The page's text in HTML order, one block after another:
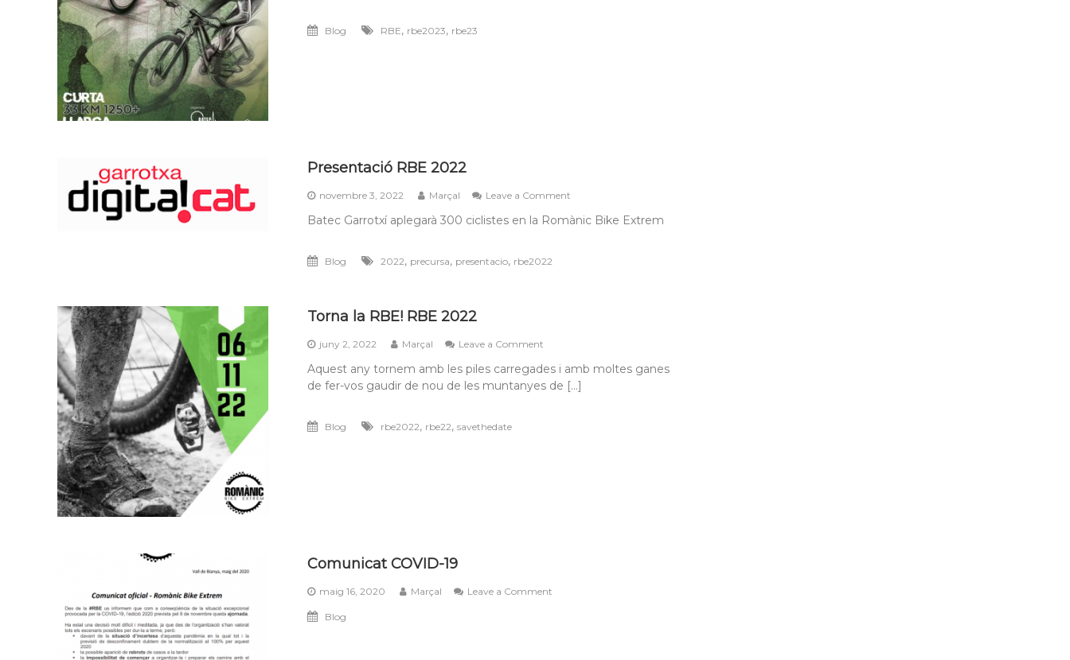
Blog RBE, rbe2023, rbe23
Presentació RBE 2022
novembre 3, 2022 Marçal Leave a Comment
RBE
Batec Garrotxí aplegarà 300 ciclistes en la Romànic Bike Extrem
Blog 2022, precursa, presentacio, rbe2022
Torna la RBE! RBE 2022
juny 2, 2022 Marçal Leave a Comment
la
RBE!
Aquest any tornem amb les piles carregades i amb moltes ganes
de fer-vos gaudir de nou de les muntanyes de […]
Blog rbe2022, rbe22,savethedate
Comunicat COVID-19
maig 16, 2020 Marçal Leave a Comment
Blog